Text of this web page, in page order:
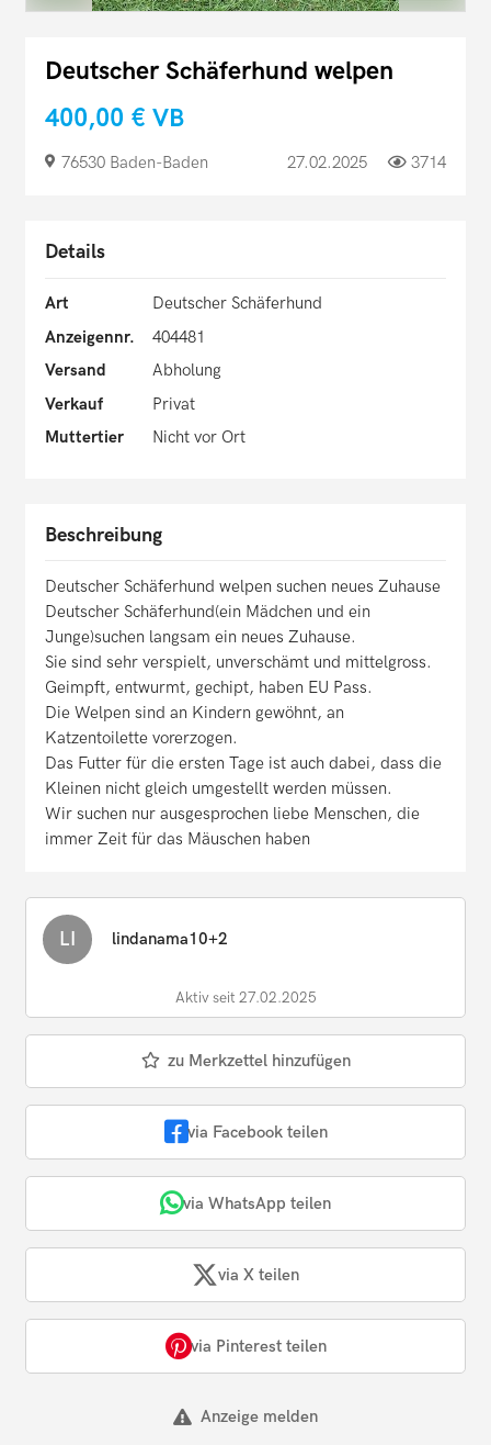
Deutscher Schäferhund welpen
400,00 € VB
76530 Baden-Baden 27.02.2025 3714
Details
Art
Deutscher Schäferhund
Anzeigennr.
404481
Versand
Abholung
Verkauf
Privat
Muttertier
Nicht vor Ort
Beschreibung
Deutscher Schäferhund welpen suchen neues Zuhause
Deutscher Schäferhund(ein Mädchen und ein
Junge)suchen langsam ein neues Zuhause.
Sie sind sehr verspielt, unverschämt und mittelgross.
Geimpft, entwurmt, gechipt, haben EU Pass.
Die Welpen sind an Kindern gewöhnt, an
Katzentoilette vorerzogen.
Das Futter für die ersten Tage ist auch dabei, dass die
Kleinen nicht gleich umgestellt werden müssen.
Wir suchen nur ausgesprochen liebe Menschen, die
immer Zeit für das Mäuschen haben
LI lindanama10+2
Aktiv seit 27.02.2025
zu Merkzettel hinzufügen
via Facebook teilen
via WhatsApp teilen
via X teilen
via Pinterest teilen
Anzeige melden